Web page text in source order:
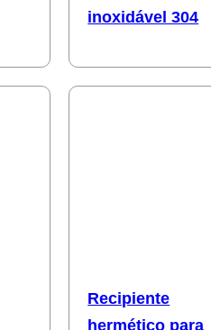
inoxidável 304
Recipiente
hermético para